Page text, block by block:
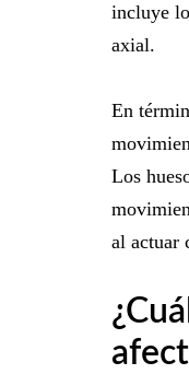
incluye
axial.
En
Los
al actuar